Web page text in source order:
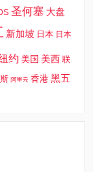
圣何塞 大盘
新加坡 日本 日本
约 美国 美西 联
阿里云 香港 黑五